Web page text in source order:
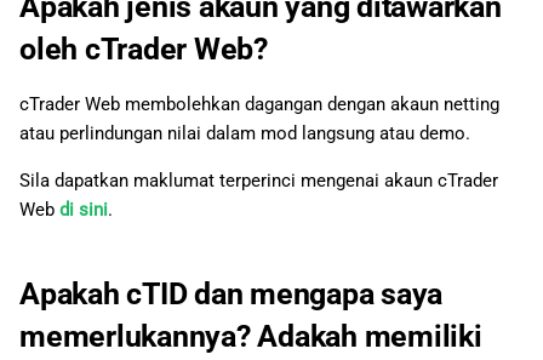
oleh cTrader Web?
cTrader Web membolehkan dagangan dengan akaun netting
atau perlindungan nilai dalam mod langsung atau demo.
Sila dapatkan maklumat terperinci mengenai akaun cTrader
Web di sini.
Apakah cTID dan mengapa saya
memerlukannya? Adakah memiliki